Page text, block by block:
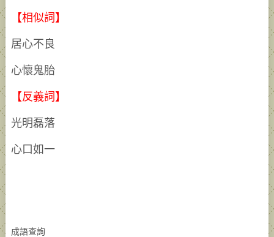
【相似詞】
居心不良
心懷鬼胎
【反義詞】
光明磊落
心口如一
成語查詢